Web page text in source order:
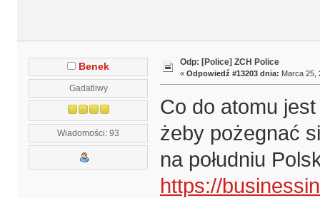
Benek
Gadatliwy
Wiadomości: 93
Odp: [Police] ZCH Police
« Odpowiedź #13203 dnia: Marca 25,
Co do atomu
żeby pożegnać
na południu
https://